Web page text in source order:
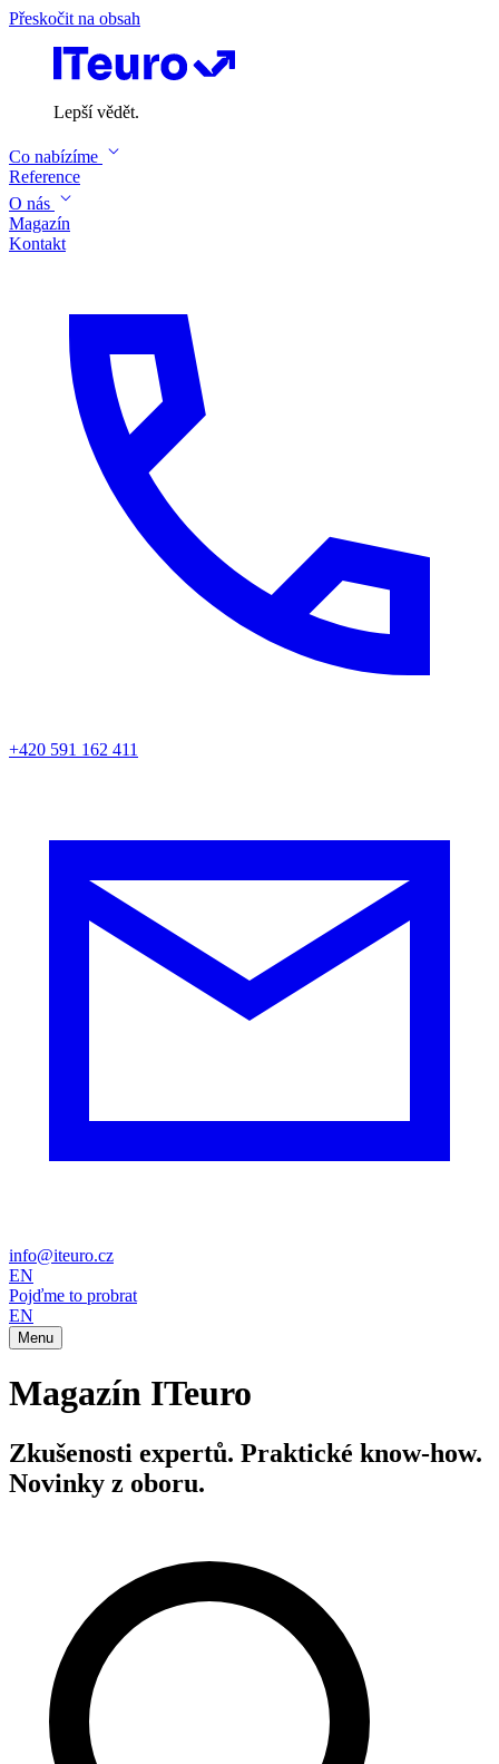
Přeskočit na obsah
Lepší vědět.
Co nabízíme
Reference
O nás
Magazín
Kontakt
+420 591 162 411
info@iteuro.cz
EN
Pojďme to probrat
EN
Menu
Magazín ITeuro
Zkušenosti expertů. Praktické know-how.
Novinky z oboru.